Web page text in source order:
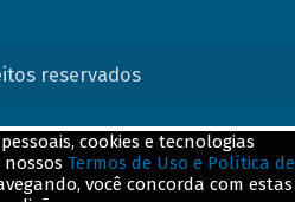
reservados
cookies e tecnologias
Termos de Uso e Política de
você concorda com estas